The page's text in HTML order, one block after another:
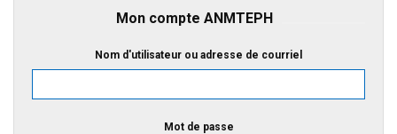
Mon compte ANMTEPH
Nom d'utilisateur ou adresse de courriel
Mot de passe